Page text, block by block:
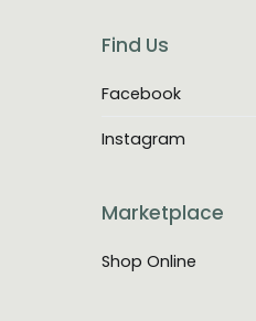
Find Us
Facebook
Instagram
Marketplace
Shop Online